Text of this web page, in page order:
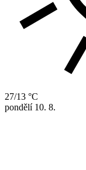
27/13 °C
pondělí 10. 8.